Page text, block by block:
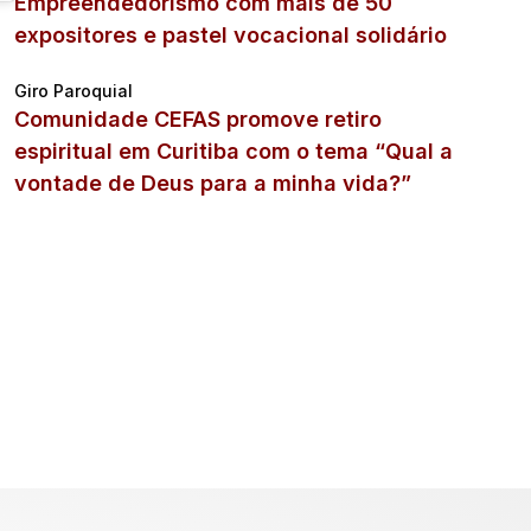
expositores e pastel vocacional solidário
Giro Paroquial
Comunidade CEFAS promove retiro
espiritual em Curitiba com o tema “Qual a
vontade de Deus para a minha vida?”